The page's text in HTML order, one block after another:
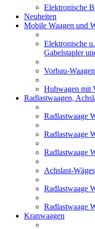
Elektronische
Neuheiten
Mobile Waagen und
Elektronische
Gabelstapler
Vorbau-
Hubwagen mit
Radlastwaagen,
Radlastwaage
Radlastwaage
Radlastwaage
Achslast-
Radlastwaage
Radlastwaage
Kranwaagen